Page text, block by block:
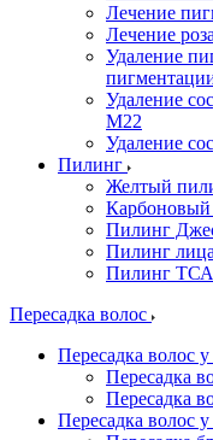
Лечение
Лечение
Удаление
Удаление
М22
Удаление
Пилинг
Желтый
Карбоновый
Пилинг
Пилинг лица
Пилинг ТСА
Пересадка волос
Пересадка волос
Пересадка
Пересадка
Пересадка волос